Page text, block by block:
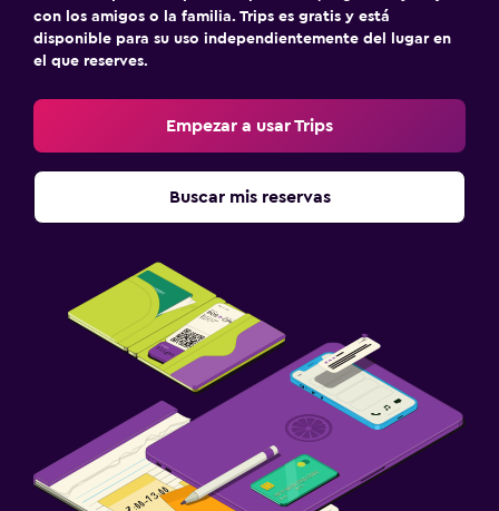
con los amigos o la familia. Trips es gratis y está
disponible para su uso independientemente del lugar en
el que reserves.
Empezar a usar Trips
Buscar mis reservas